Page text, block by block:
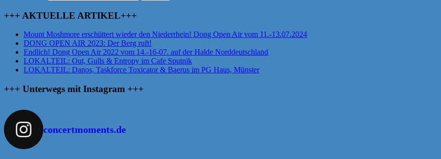
+++ AKTUELLE ARTIKEL+++
Mount Moshmore erschüttert wieder den Niederrhein! Dong Open Air vom 11.-13.07.2024
DONG OPEN AIR 2023: Der Berg ruft!
Endlich! Dong Open Air 2022 vom 14.-16-07. auf der Halde Norddeutschland
LOKALTEIL: Out, Gulls & Entropy im Cafe Sputnik
LOKALTEIL: Danos, Taskforce Toxicator & Baerus im PG Haus, Münster
+++ Unterwegs mit Instagram +++
concertmoments.de